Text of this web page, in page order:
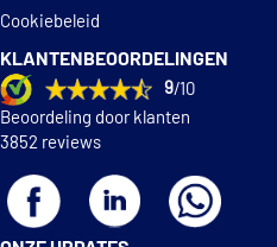
Cookiebeleid
KLANTENBEOORDELINGEN
9/10
Beoordeling door klanten
3852 reviews